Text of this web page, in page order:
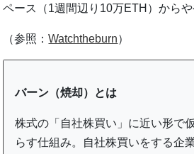
ペース（1週間辺り10万ETH）からや
（参照：Watchtheburn）
バーン（焼却）とは
株式の「自社株買い」に近い形で
らす仕組み。自社株買いをする企